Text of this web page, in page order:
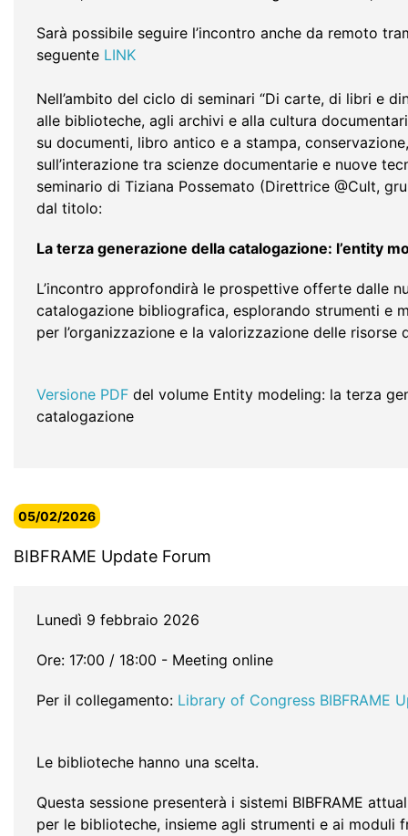
Sarà possibile seguire l’incontro anche da remoto
seguente LINK
Nell’ambito del ciclo di seminari “Di carte, di libri e
alle biblioteche, agli archivi e alla cultura
su documenti, libro antico e a stampa,
sull’interazione tra scienze documentarie e nuove
seminario di Tiziana Possemato (Direttrice @Cult,
dal titolo:
La terza generazione della catalogazione: l’entity
L’incontro approfondirà le prospettive offerte dalle
catalogazione bibliografica, esplorando strumenti e
per l’organizzazione e la valorizzazione delle risorse
Versione PDF del volume Entity modeling: la terza
catalogazione
05/02/2026
BIBFRAME Update Forum
Lunedì 9 febbraio 2026
Ore: 17:00 / 18:00 - Meeting online
Per il collegamento: Library of Congress BIBFRAME
Le biblioteche hanno una scelta.
Questa sessione presenterà i sistemi BIBFRAME
per le biblioteche, insieme agli strumenti e ai moduli